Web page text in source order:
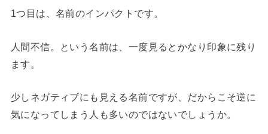
1つ目は、名前のインパクトです。
人間不信。という名前は、一度見るとかなり印象に残り
ます。
少しネガティブにも見える名前ですが、だからこそ逆に
気になってしまう人も多いのではないでしょうか。